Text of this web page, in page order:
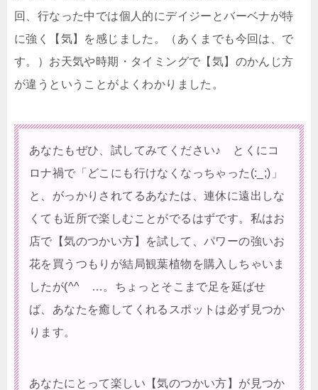
回、行なった中では個人的にデイジーとバーベナが特
に強く【気】を感じました。（あくまでも今回は、で
す。）お天気や時期・タイミングで【気】のかんじ方
が違うということがよくわかりました。
あなたもぜひ、試してみてください♪ とくにコ
ロナ禍で「どこにも行けなくなっちゃった(:_;)」
と、がっかりされてるあなたは、連休に遠出しな
くても近所で楽しむことがでるはずです。私はお
店で【気のつかい方】を試して、パワーの強いお
花を買うつもりが結局観葉植物を購入しちゃいま
したが(^^ゞ…。ちょっとそこまで足を延ばせ
ば、あなたを癒してくれるスポットは必ず見つか
ります。
あなたにとって楽しい【気のつかい方】が見つか